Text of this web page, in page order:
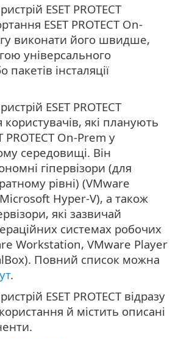
ESET PROTECT
ESET PROTECT On-
виконати його швидше,
універсального
пакетів інсталяції
ESET PROTECT
які планують
PROTECT On-Prem у
середовищі. Він
гіпервізори (для
рівні) (VMware
Hyper-V), а також
які зазвичай
системах робочих
Workstation, VMware Player
Повний список можна
.
ESET PROTECT відразу
й містить описані